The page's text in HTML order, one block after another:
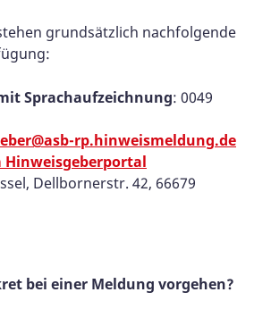
grundsätzlich nachfolgende
Sprachaufzeichnung: 0049
rp.hinweismeldung.de
Hinweisgeberportal
Dellbornerstr. 42, 66679
bei einer Meldung vorgehen?